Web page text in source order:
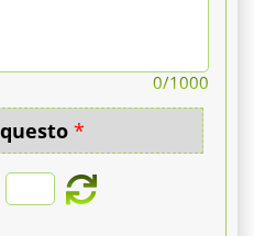
0/1000
*